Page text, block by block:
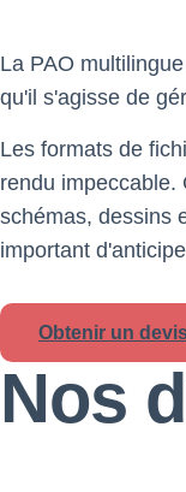
La PAO
qu'il s'agisse de
Les formats de
rendu impeccable.
schémas, dessins
important
Obtenir un
Nos